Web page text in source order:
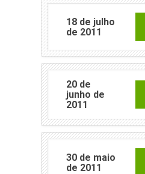
18 de julho
de 2011
20 de
junho de
2011
30 de maio
de 2011